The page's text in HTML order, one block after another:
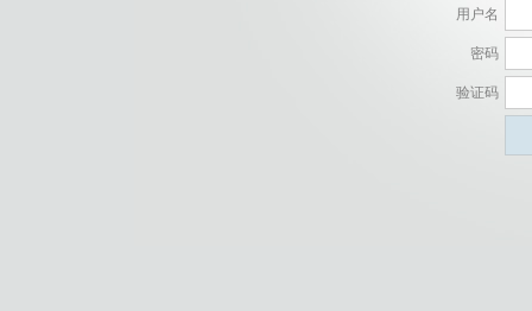
用户名
密码
验证码